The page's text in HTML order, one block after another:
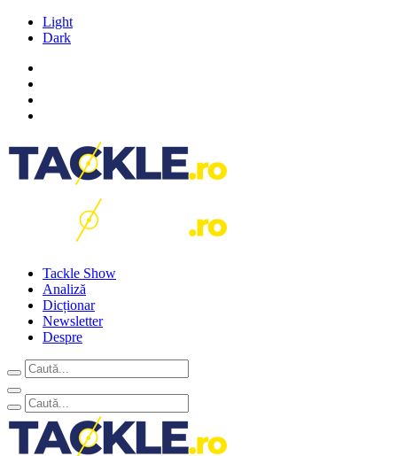
Light
Dark
Tackle Show
Analiză
Dicționar
Newsletter
Despre